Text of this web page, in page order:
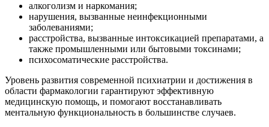
алкоголизм и наркомания;
нарушения, вызванные неинфекционными
заболеваниями;
расстройства, вызванные интоксикацией препаратами, а
также промышленными или бытовыми токсинами;
психосоматические расстройства.
Уровень развития современной психиатрии и достижения в
области фармакологии гарантируют эффективную
медицинскую помощь, и помогают восстанавливать
ментальную функциональность в большинстве случаев.